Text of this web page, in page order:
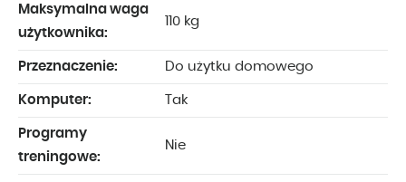
Maksymalna waga
użytkownika:
110 kg
Przeznaczenie: Do użytku domowego
Komputer: Tak
Programy
treningowe:
Nie